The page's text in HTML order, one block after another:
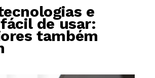
e
de usar:
também